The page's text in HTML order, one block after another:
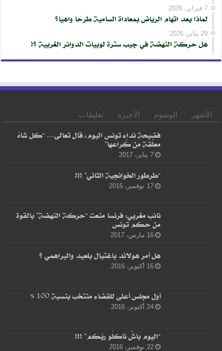
7 فبراير، 2026
لماذا يعد اتهام الرياض بمعاداة السامية طرحًا واهيًا؟
29 يناير، 2026
هل حركة النهضة في جيب سترة لوبيات الدوائر الغربية ؟!
الأشهر الوسوم الأخيرة تعليقات
فضيحة نداء تونس اليوم، قال تعالى… “كل شاهْ
معلّقة من كْراعها”
7 يناير، 2017
“طرطور الخوانجية الثاني” !!!
17 نوفمبر، 2016
نائب مغربي: فرنسا منعت “حركة النهضة” بالقوة
من حكم تونس
16 مارس، 2017
هل أمر هولاند باغتيال بلعيد والبراهمي ؟
16 أكتوبر، 2016
أول مجلس أعلى للقضاء منتخب بنسبة 100 %
24 أكتوبر، 2016
“اليوم باشْ ناكلُو ربّكم” !!!
22 نوفمبر، 2016